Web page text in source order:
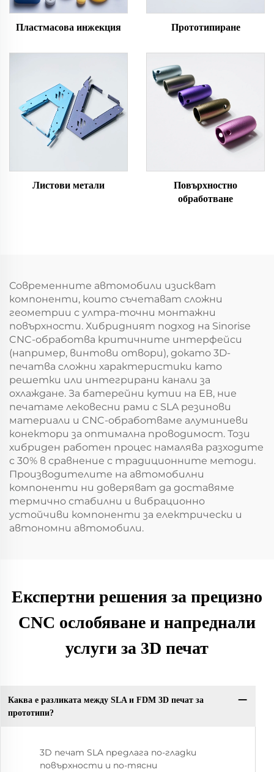
Пластмасова инжекция Прототипиране
Листови метали
Повърхностно
обработване
Современните автомобили изискват
компоненти, които съчетават сложни
геометрии с ултра-точни монтажни
повърхности. Хибридният подход на Sinorise
CNC-обработва критичните интерфейси
(например, винтови отвори), докато 3D-
печатва сложни характеристики като
решетки или интегрирани канали за
охлаждане. За батерейни кутии на ЕВ, ние
печатаме лековесни рами с SLA резинови
материали и CNC-обработваме алуминиеви
конектори за оптимална проводимост. Този
хибриден работен процес намалява разходите
с 30% в сравнение с традиционните методи.
Производителите на автомобилни
компоненти ни доверяват да доставяме
термично стабилни и вибрационно
устойчиви компоненти за електрически и
автономни автомобили.
Експертни решения за прецизно
CNC ослобяване и напреднали
услуги за 3D печат
Каква е разликата между SLA и FDM 3D печат за
прототипи?
3D печат SLA предлага по-гладки
повърхности и по-тясни